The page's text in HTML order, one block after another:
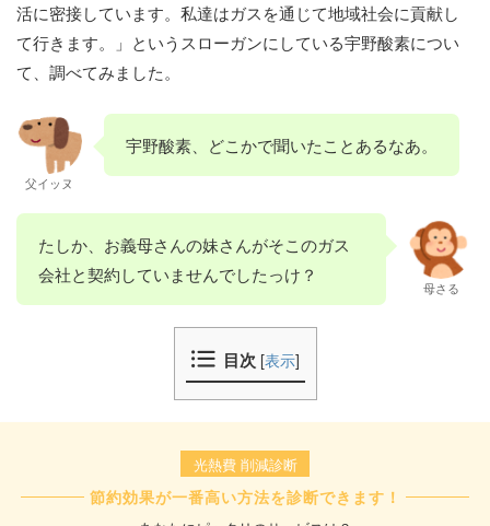
活に密接しています。私達はガスを通じて地域社会に貢献し
て行きます。」というスローガンにしている宇野酸素につい
て、調べてみました。
父イッヌ
宇野酸素、どこかで聞いたことあるなあ。
たしか、お義母さんの妹さんがそこのガス
会社と契約していませんでしたっけ？
母さる
目次 [表示]
光熱費 削減診断
節約効果が一番高い方法を診断できます！